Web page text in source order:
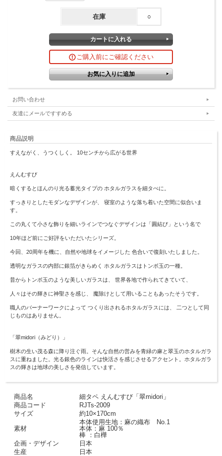
在庫 ○
ご購入前にご確認ください
お問い合わせ
友達にメールですすめる
商品説明
すえながく、うつくしく。 10センチから広がる世界
えんむすび
暗くするとほんのり光る蓄光タイプの ホタルガラスを細タぺに。
すっきりとしたモダンなデザインが、 寝室のような落ち着いた空間に似合いま
す。
この丸くて小さな飾りを細いラインでつなぐデザインは「圓結び」という名で
10年ほど前にご好評をいただいたシリーズ。
今回、20周年を機に、自然や地球をイメージした 色合いで復刻いたしました。
透明なガラスの内部に銀箔がきらめく ホタルガラスはトンボ玉の一種。
昔からトンボ玉のような美しいガラスは、 世界各地で作られてきていて、
人々はその輝きに神聖さを感じ、 魔除けとして用いることもあったそうです。
職人のバーナーワークによって つくり出されるホタルガラスには、 二つとして同
じものはありません。
「翠midori（みどり）」
樹木の生い茂る森に降り注ぐ雨。そんな自然の営みを青緑の麻と翠玉のホタルガラ
スに重ねました。光る銀色のラインは快活さを感じさせるアクセント。ホタルガラ
スの輝きは地球の美しさを発信しています。
商品名
細タペ えんむすび「翠midori」
商品コード
RJTs-2009
サイズ
約10×170cm
素材
本体使用生地：麻の織布 No.1
本体：麻 100％
棒 ：白樺
企画・デザイン
日本
生産
日本